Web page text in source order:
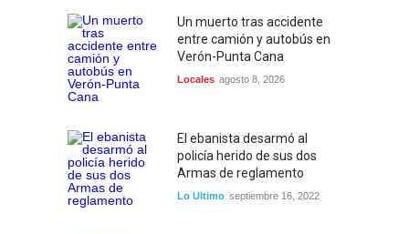
Un muerto tras accidente
entre camión y autobús en
Verón-Punta Cana
Locales agosto 8, 2026
El ebanista desarmó al
policía herido de sus dos
Armas de reglamento
Lo Ultimo septiembre 16, 2022